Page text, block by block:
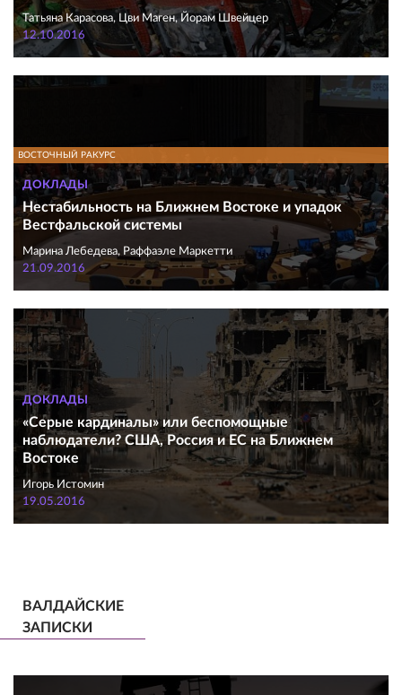
Татьяна Карасова, Цви Маген, Йорам Швейцер
12.10.2016
ДОКЛАДЫ
ВОСТОЧНЫЙ РАКУРС
Нестабильность на Ближнем Востоке и упадок
Вестфальской системы
Марина Лебедева, Раффаэле Маркетти
21.09.2016
ДОКЛАДЫ
«Серые кардиналы» или беспомощные
наблюдатели? США, Россия и ЕС на Ближнем
Востоке
Игорь Истомин
19.05.2016
ВАЛДАЙСКИЕ
ЗАПИСКИ